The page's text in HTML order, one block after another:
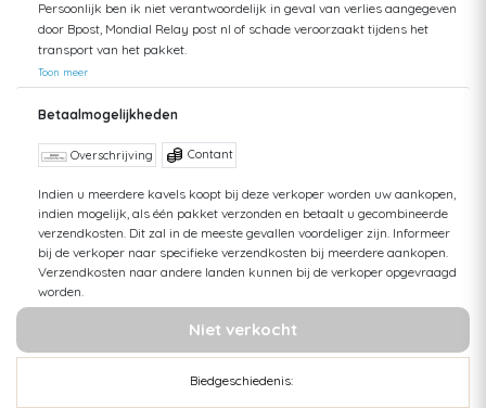
Persoonlijk ben ik niet verantwoordelijk in geval van verlies aangegeven
door Bpost, Mondial Relay post nl of schade veroorzaakt tijdens het
transport van het pakket.
Toon meer
Betaalmogelijkheden
Overschrijving Contant
Indien u meerdere kavels koopt bij deze verkoper worden uw aankopen,
indien mogelijk, als één pakket verzonden en betaalt u gecombineerde
verzendkosten. Dit zal in de meeste gevallen voordeliger zijn. Informeer
bij de verkoper naar specifieke verzendkosten bij meerdere aankopen.
Verzendkosten naar andere landen kunnen bij de verkoper opgevraagd
worden.
Niet verkocht
Biedgeschiedenis: